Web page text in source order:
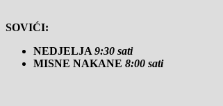
SOVIĆI:
NEDJELJA 9:30 sati
MISNE NAKANE 8:00 sati